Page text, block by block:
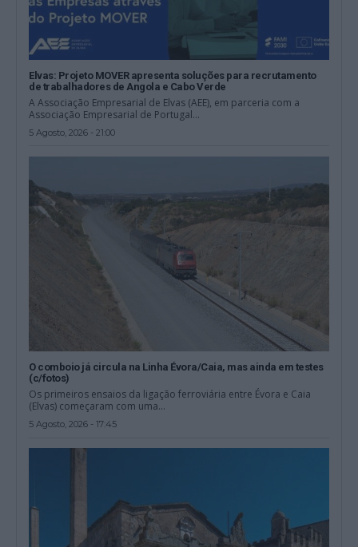
Elvas: Projeto MOVER apresenta soluções para recrutamento
de trabalhadores de Angola e Cabo Verde
A Associação Empresarial de Elvas (AEE), em parceria com a
Associação Empresarial de Portugal...
5 Agosto, 2026 - 21:00
O comboio já circula na Linha Évora/Caia, mas ainda em testes
(c/fotos)
Os primeiros ensaios da ligação ferroviária entre Évora e Caia
(Elvas) começaram com uma...
5 Agosto, 2026 - 17:45